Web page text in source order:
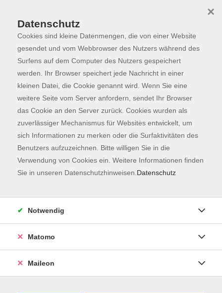
Skip to main content
Programm
Der Kurs konnte nicht gefunden werden.
Kontaktformular
Impressum
AGB
Datenschutzerklärung
Datenschutz
Cookies sind kleine Datenmengen, die von einer Website
gesendet und vom Webbrowser des Nutzers während des
Surfens auf dem Computer des Nutzers gespeichert
werden. Ihr Browser speichert jede Nachricht in einer
kleinen Datei, die Cookie genannt wird. Wenn Sie eine
weitere Seite vom Server anfordern, sendet Ihr Browser
das Cookie an den Server zurück. Cookies wurden als
zuverlässiger Mechanismus für Websites entwickelt, um
sich Informationen zu merken oder die Surfaktivitäten des
Benutzers aufzuzeichnen. Bitte willigen Sie in die
Verwendung von Cookies ein. Weitere Informationen finden
Sie in unseren Datenschutzhinweisen. Datenschutz
×
Notwendig
Matomo
Maileon